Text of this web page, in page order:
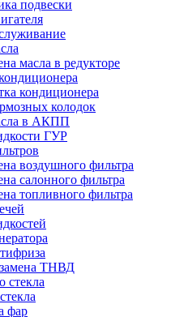
подвески
масла в редукторе
кондиционера
колодок
в АКПП
ГУР
воздушного фильтра
салонного фильтра
топливного фильтра
ТНВД
стекла
фар